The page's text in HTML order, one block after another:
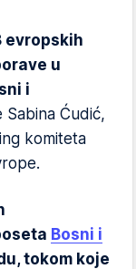
evropskih
u
i
Sabina Ćudić,
komiteta
Bosni i
tokom koje